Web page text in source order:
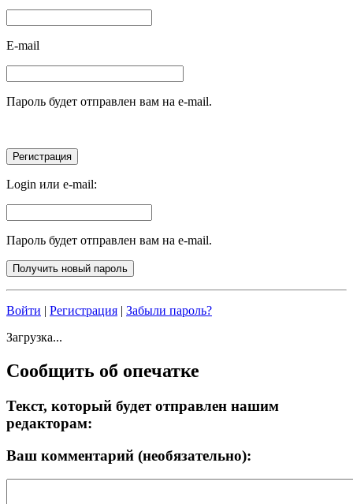
E-mail
Пароль будет отправлен вам на e-mail.
Login или e-mail:
Пароль будет отправлен вам на e-mail.
Войти | Регистрация | Забыли пароль?
Загрузка...
Сообщить об опечатке
Текст, который будет отправлен нашим
редакторам:
Ваш комментарий (необязательно):